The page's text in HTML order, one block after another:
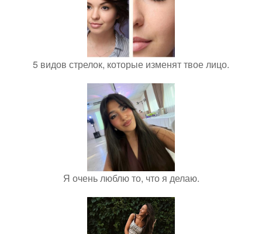
5 видов стрелок, которые изменят твое лицо.
Я очень люблю то, что я делаю.